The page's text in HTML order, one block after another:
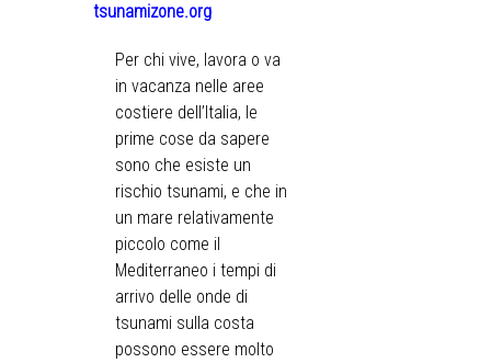
tsunamizone.org
Per chi vive, lavora o va
in vacanza nelle aree
costiere dell’Italia, le
prime cose da sapere
sono che esiste un
rischio tsunami, e che in
un mare relativamente
piccolo come il
Mediterraneo i tempi di
arrivo delle onde di
tsunami sulla costa
possono essere molto